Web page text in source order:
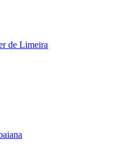
de Limeira